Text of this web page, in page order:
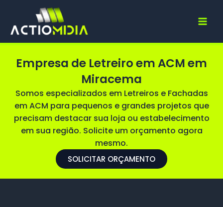
Empresa de Letreiro em ACM em
Miracema
Somos especializados em Letreiros e Fachadas
em ACM para pequenos e grandes projetos que
precisam destacar sua loja ou estabelecimento
em sua região. Solicite um orçamento agora
mesmo.
SOLICITAR ORÇAMENTO